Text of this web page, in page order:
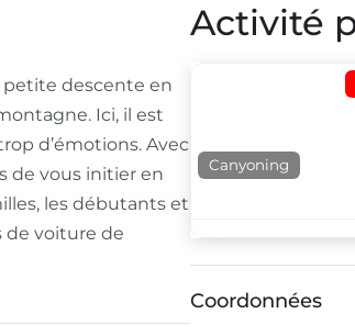
petite descente en
Ici, il est
d’émotions. Avec
de vous initier en
les débutants et
de voiture de
Activité
Canyoning
Coordonnées